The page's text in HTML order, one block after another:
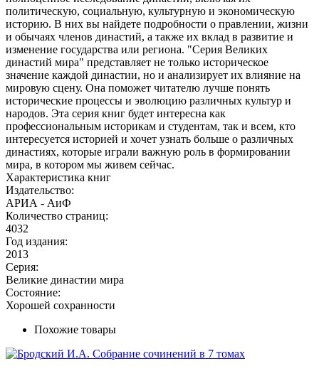
политическую, социальную, культурную и экономическую
историю. В них вы найдете подробности о правлении, жизни
и обычаях членов династий, а также их вклад в развитие и
изменение государства или региона. "Серия Великих
династий мира" представляет не только историческое
значение каждой династии, но и анализирует их влияние на
мировую сцену. Она поможет читателю лучше понять
исторические процессы и эволюцию различных культур и
народов. Эта серия книг будет интересна как
профессиональным историкам и студентам, так и всем, кто
интересуется историей и хочет узнать больше о различных
династиях, которые играли важную роль в формировании
мира, в котором мы живем сейчас.
Характеристика книг
Издательство:
АРИА - АиФ
Количество страниц:
4032
Год издания:
2013
Серия:
Великие династии мира
Состояние:
Хорошей сохранности
Похожие товары